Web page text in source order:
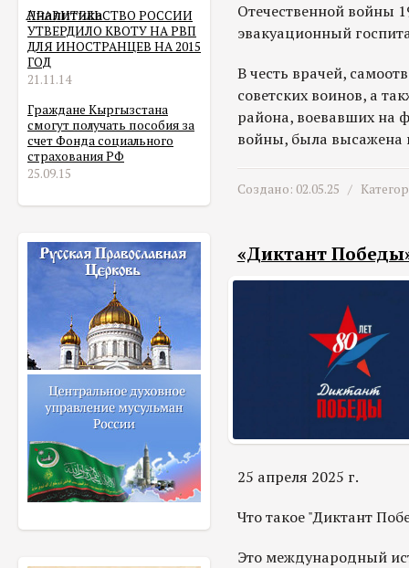
Аналитика
ПРАВИТЕЛЬСТВО РОССИИ
УТВЕРДИЛО КВОТУ НА РВП
ДЛЯ ИНОСТРАНЦЕВ НА 2015
ГОД
21.11.14
Граждане Кыргызстана
смогут получать пособия за
счет Фонда социального
страхования РФ
25.09.15
Отечественной войны
эвакуационный
В честь врачей,
советских воинов, а
района, воевавших на
войны, была высажена
Создано: 02.05.25 /
«Диктант
25 апреля 2025 г.
Что такое "Диктант
Это международный